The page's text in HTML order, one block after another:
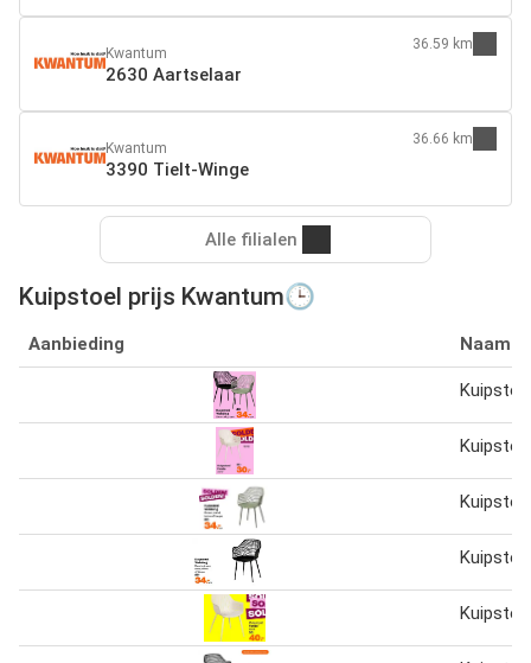
Kwantum
2630 Aartselaar
36.59 km
Kwantum
3390 Tielt-Winge
36.66 km
Alle filialen
Kuipstoel prijs Kwantum🕒
Aanbieding Naam